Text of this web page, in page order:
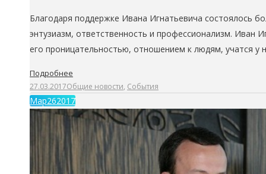
Благодаря поддержке Ивана Игнатьевича состоялось
энтузиазм, ответственность и профессионализм. Иван
его проницательностью, отношением к людям, учатся
Подробнее
27.03.2017Общие новости, События
Мар262017